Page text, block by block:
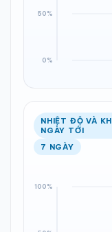
NHIỆT ĐỘ VÀ
NGÀY TỚI
7 NGÀY